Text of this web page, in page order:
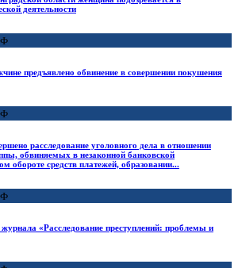
деятельности
предъявлено обвинение в совершении покушения
расследование уголовного дела в отношении
обвиняемых в незаконной банковской
обороте средств платежей, образовании...
«Расследование преступлений: проблемы и